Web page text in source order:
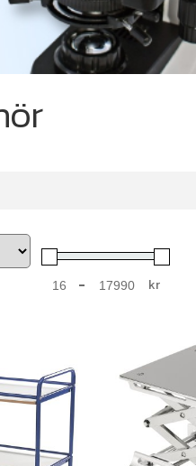
Minimum Price
- Maximum Price
kr